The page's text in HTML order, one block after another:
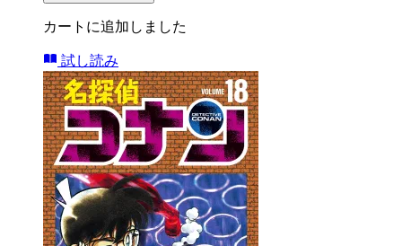
カートに追加しました
試し読み